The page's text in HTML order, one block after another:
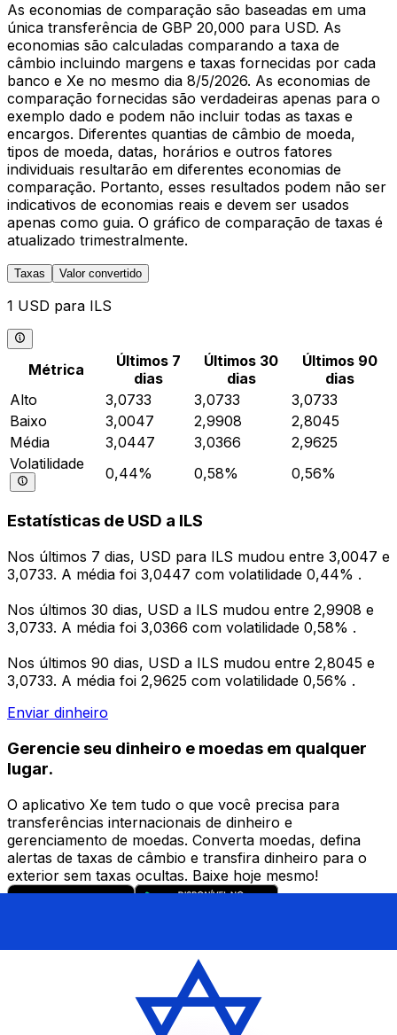
As economias de comparação são baseadas em uma
única transferência de GBP 20,000 para USD. As
economias são calculadas comparando a taxa de
câmbio incluindo margens e taxas fornecidas por cada
banco e Xe no mesmo dia 8/5/2026. As economias de
comparação fornecidas são verdadeiras apenas para o
exemplo dado e podem não incluir todas as taxas e
encargos. Diferentes quantias de câmbio de moeda,
tipos de moeda, datas, horários e outros fatores
individuais resultarão em diferentes economias de
comparação. Portanto, esses resultados podem não ser
indicativos de economias reais e devem ser usados
apenas como guia. O gráfico de comparação de taxas é
atualizado trimestralmente.
Taxas Valor convertido
1 USD para ILS
Métrica
Últimos 7
dias
Últimos 30
dias
Últimos 90
dias
Alto
3,0733 3,0733
3,0733
Baixo
3,0047 2,9908
2,8045
Média
3,0447 3,0366
2,9625
Volatilidade
0,44% 0,58% 0,56%
Estatísticas de USD a ILS
Nos últimos 7 dias, USD para ILS mudou entre 3,0047 e
3,0733. A média foi 3,0447 com volatilidade 0,44% .
Nos últimos 30 dias, USD a ILS mudou entre 2,9908 e
3,0733. A média foi 3,0366 com volatilidade 0,58% .
Nos últimos 90 dias, USD a ILS mudou entre 2,8045 e
3,0733. A média foi 2,9625 com volatilidade 0,56% .
Enviar dinheiro
Gerencie seu dinheiro e moedas em qualquer
lugar.
O aplicativo Xe tem tudo o que você precisa para
transferências internacionais de dinheiro e
gerenciamento de moedas. Converta moedas, defina
alertas de taxas de câmbio e transfira dinheiro para o
exterior sem taxas ocultas. Baixe hoje mesmo!